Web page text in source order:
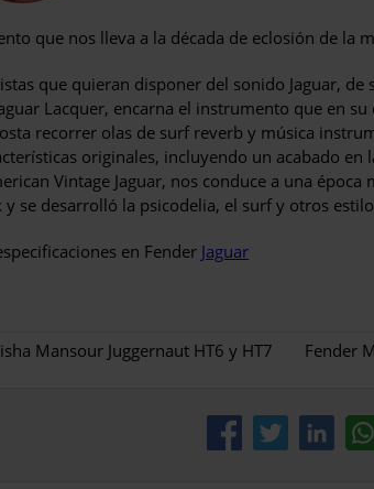
que nos lleva a la década de eclosión de la
que quieran disponer del sonido Jaguar, de
Lacquer, encarna el instrumento que en
recorrer olas de surf reverb y música
originales, incluyendo un acabado en
Vintage Jaguar, nos conduce a una
y se desarrolló la psicodelia, el surf y otros
en Fender Jaguar
Mansour Juggernaut HT6 y HT7